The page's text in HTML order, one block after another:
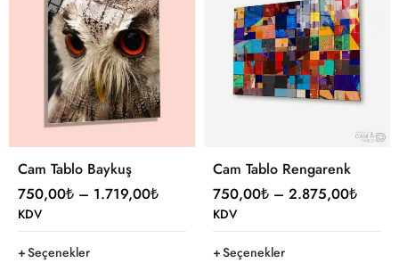
Cam Tablo Baykuş
750,00₺ – 1.719,00₺
KDV
Seçenekler
Cam Tablo Rengarenk
750,00₺ – 2.875,00₺
KDV
Seçenekler